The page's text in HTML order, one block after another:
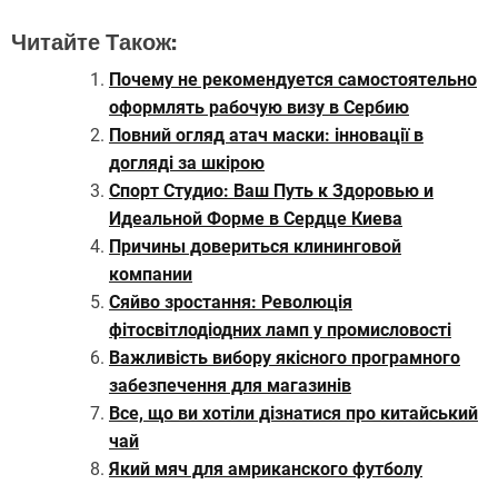
Читайте Також:
Почему не рекомендуется самостоятельно
оформлять рабочую визу в Сербию
Повний огляд атач маски: інновації в
догляді за шкірою
Спорт Студио: Ваш Путь к Здоровью и
Идеальной Форме в Сердце Киева
Причины довериться клининговой
компании
Сяйво зростання: Революція
фітосвітлодіодних ламп у промисловості
Важливість вибору якісного програмного
забезпечення для магазинів
Все, що ви хотіли дізнатися про китайський
чай
Який мяч для амриканского футболу